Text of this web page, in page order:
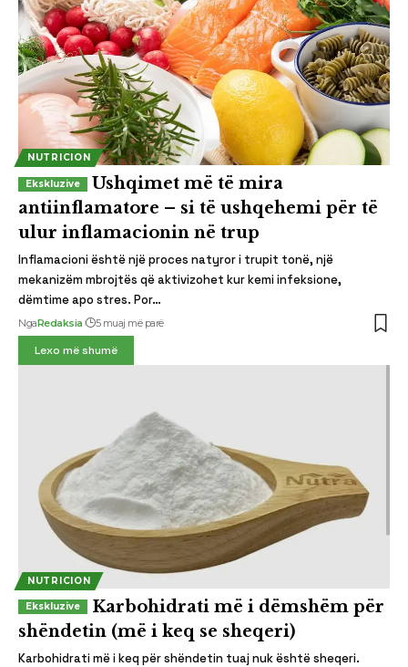
NUTRICION
Ushqimet më të mira
antiinflamatore – si të ushqehemi për të
ulur inflamacionin në trup
Inflamacioni është një proces natyror i trupit tonë, një
mekanizëm mbrojtës që aktivizohet kur kemi infeksione,
dëmtime apo stres. Por…
NgaRedaksia 5 muaj më parë
Lexo më shumë
NUTRICION
Karbohidrati më i dëmshëm për
shëndetin (më i keq se sheqeri)
Karbohidrati më i keq për shëndetin tuaj nuk është sheqeri.